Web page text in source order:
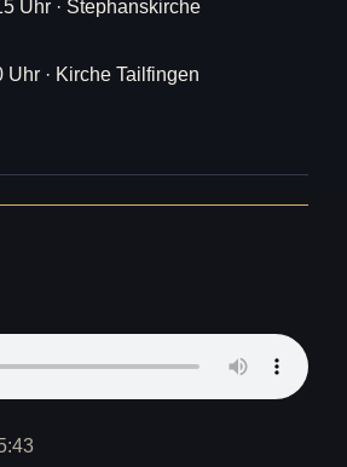
Uhr · Stephanskirche
Uhr · Kirche Tailfingen